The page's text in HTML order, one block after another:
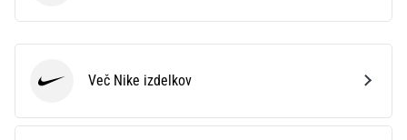
zelo
zdravstvena
s
Več Nike izdelkov